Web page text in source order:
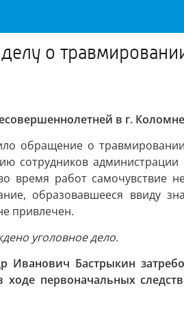
о
в г.
обращение о
сотрудников
время работ самочувствие
образовавшееся ввиду
привлечен.
уголовное дело.
Иванович Бастрыкин
первоначальных